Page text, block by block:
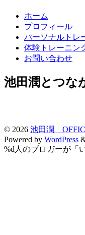
ホーム
プロフィール
パーソナルトレ
体験トレーニン
お問い合わせ
池田潤とつな
© 2026 池田潤
Powered by WordPress
%d 人のブロガーが「